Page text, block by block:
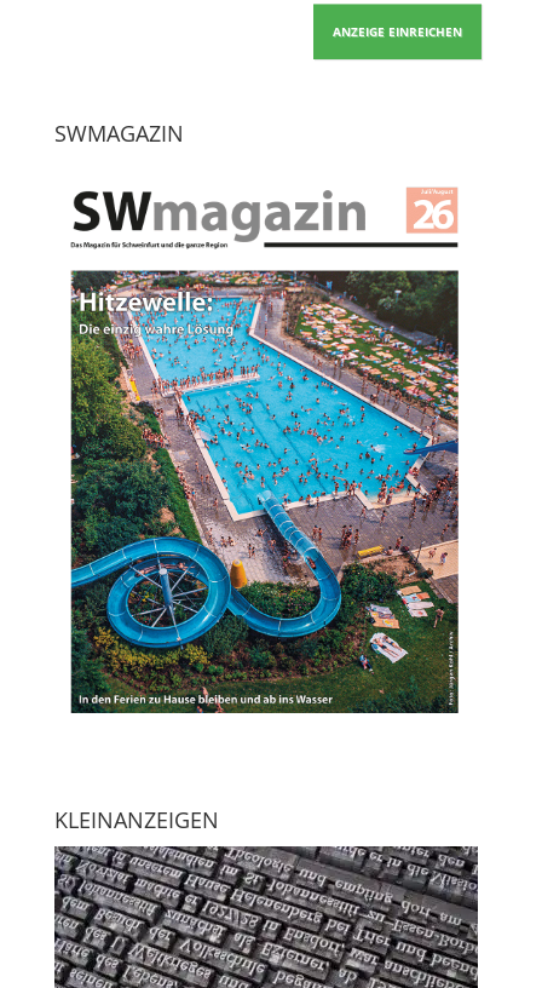
ANZEIGE EINREICHEN
SWMAGAZIN
KLEINANZEIGEN